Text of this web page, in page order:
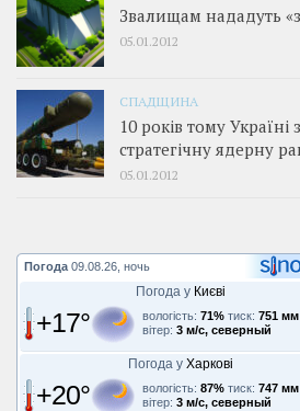
Звалищам нададуть
05.01.2012
СПАДЩИНА
10 років тому
стратегічну ядерну
05.01.2012
Погода 09.08.26, ночь
Погода у Києві
+17° вологість: 71% тиск: 751 мм
вітер: 3 м/с, северный
Погода у Харкові
+20° вологість: 87% тиск: 747 мм
вітер: 3 м/с, северный